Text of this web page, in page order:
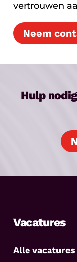
vertrouwen
Neem
Hulp
Vacatures
Alle vacatures